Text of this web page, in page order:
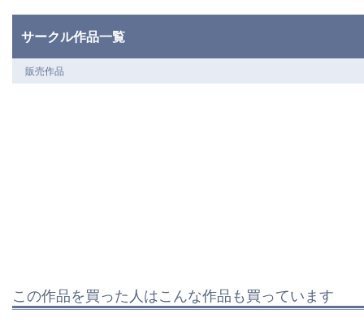
サークル作品一覧
販売作品
この作品を買った人はこんな作品も買っています